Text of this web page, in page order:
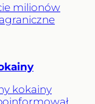
milionów
kokainy